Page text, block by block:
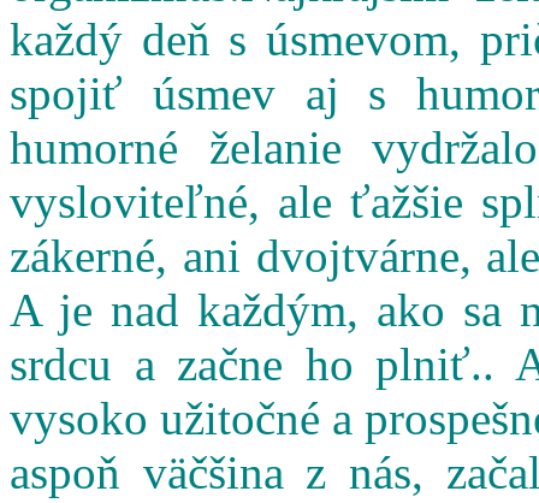
každý deň s úsmevom,
spojiť úsmev aj s
humorné želanie
vysloviteľné, ale ťažšie
zákerné, ani dvojtvárne,
A je nad každým, ako sa
srdcu a začne ho plniť..
vysoko užitočné a
aspoň väčšina z nás,